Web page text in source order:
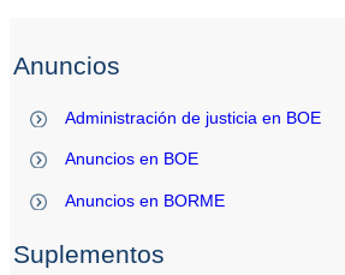
Anuncios
Administración de justicia en BOE
Anuncios en BOE
Anuncios en BORME
Suplementos